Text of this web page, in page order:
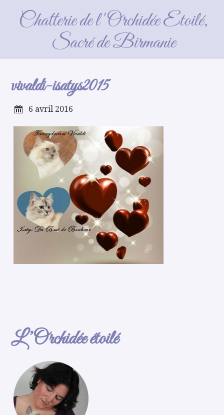
Chatterie de l'Orchidée Etoilé,
Sacré de Birmanie
vivaldi-isatys2015
vivaldi-isatys2015
6 avril 2016
L’Orchidée étoilé